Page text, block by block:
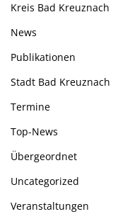
Kreis Bad Kreuznach
News
Publikationen
Stadt Bad Kreuznach
Termine
Top-News
Übergeordnet
Uncategorized
Veranstaltungen